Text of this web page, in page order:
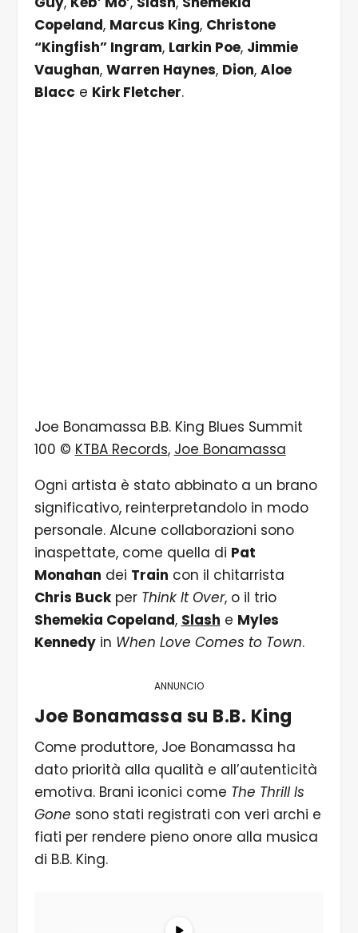
Copeland, Marcus King, Christone
“Kingfish” Ingram, Larkin Poe, Jimmie
Vaughan, Warren Haynes, Dion, Aloe
Blacce Kirk Fletcher.
Joe Bonamassa B.B. King Blues Summit
100 © KTBA Records, Joe Bonamassa
Ogni artista è stato abbinato a un brano
significativo, reinterpretandolo in modo
personale. Alcune collaborazioni sono
inaspettate, come quella di Pat
Monahan dei Train con il chitarrista
Chris Buckper Think It Over, o il trio
Shemekia Copeland, Slash e Myles
Kennedyin When Love Comes to Town.
ANNUNCIO
Joe Bonamassa su B.B. King
Come produttore, Joe Bonamassa ha
dato priorità alla qualità e all’autenticità
emotiva. Brani iconici come The Thrill Is
Gone sono stati registrati con veri archi e
fiati per rendere pieno onore alla musica
di B.B. King.